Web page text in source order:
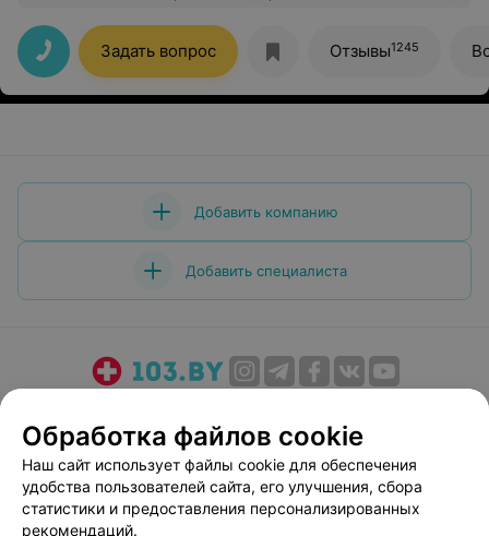
Просто супер.
Задать вопрос Отзывы1245
Добавить компанию
Добавить специалиста
Медицинский маркетинг
Публичный договор
Пользовательское соглашение
Способы оплаты
Вакансии
Партнеры
Обработка файлов cookie
Наш сайт использует файлы cookie для обеспечения
удобства пользователей сайта, его улучшения, сбора
статистики и предоставления персонализированных
рекомендаций.